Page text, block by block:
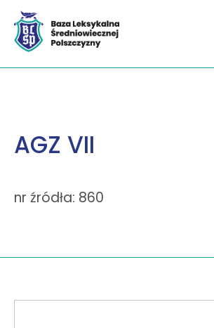
AGZ VII
nr źródła: 860